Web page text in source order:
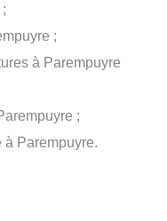
;
à Parempuyre
;
Parempuyre.